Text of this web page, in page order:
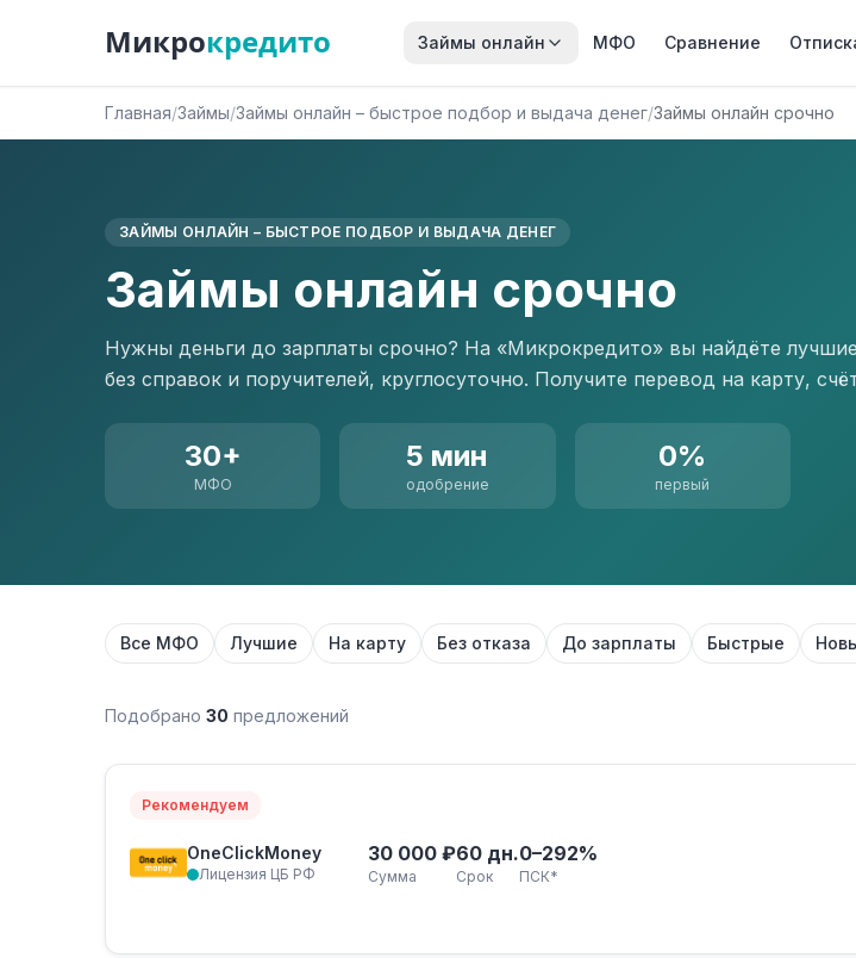
Микрокредито Займы онлайн МФО Сравнение
Главная/Займы/Займы онлайн – быстрое подбор и выдача денег/Займы онлайн срочно
ЗАЙМЫ ОНЛАЙН – БЫСТРОЕ ПОДБОР И ВЫДАЧА ДЕНЕГ
Займы онлайн срочно
Нужны деньги до зарплаты срочно? На «Микрокредито» вы найдёте
без справок и поручителей, круглосуточно. Получите перевод на карту,
30+
МФО
5 мин
одобрение
0%
первый
Все МФО Лучшие На карту Без отказа До зарплаты Быстрые
Подобрано 30 предложений
Рекомендуем
OneClickMoney
Лицензия ЦБ РФ
30 000 ₽
Сумма
60 дн.
Срок
0–292%
ПСК*